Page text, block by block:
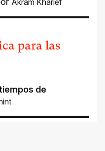
para las
de